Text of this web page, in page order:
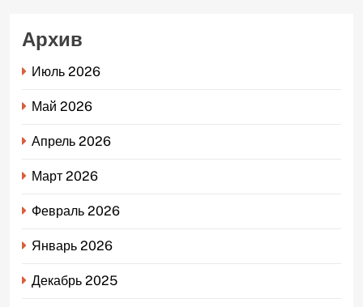
Архив
Июль 2026
Май 2026
Апрель 2026
Март 2026
Февраль 2026
Январь 2026
Декабрь 2025